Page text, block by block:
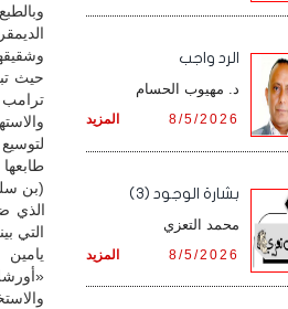
حيث
ترامب
(بن
التي
يامين
الرد واجب
د. مهيوب الحسام
المزيد 8/5/2026
بشارة الوجود (3)
محمد التعزي
المزيد 8/5/2026